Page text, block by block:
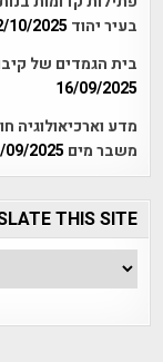
בעיר יהוד 10/2025
בית הגמדים של
16/09/2025
מדע וארכיאולוגיה
משבר מים 09/2025
THIS SITE!